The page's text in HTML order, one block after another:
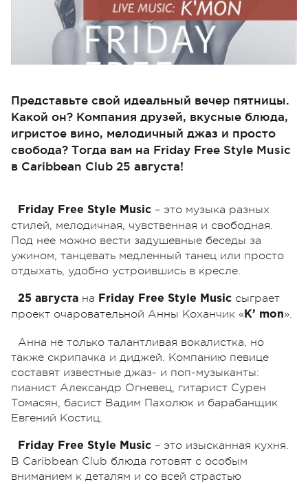
Представьте свой идеальный вечер пятницы.
Какой он? Компания друзей, вкусные блюда,
игристое вино, мелодичный джаз и просто
свобода? Тогда вам на Friday Free Style Music
в Caribbean Club 25 августа!
Friday Free Style Music – это музыка разных
стилей, мелодичная, чувственная и свободная.
Под нее можно вести задушевные беседы за
ужином, танцевать медленный танец или просто
отдыхать, удобно устроившись в кресле.
25 августа на Friday Free Style Music сыграет
проект очаровательной Анны Коханчик « K’ mon».
Анна не только талантливая вокалистка, но
также скрипачка и диджей. Компанию певице
составят известные джаз- и поп-музыканты:
пианист Александр Огневец, гитарист Сурен
Томасян, басист Вадим Пахолюк и барабанщик
Евгений Костиц.
Friday Free Style Music – это изысканная кухня.
В Caribbean Club блюда готовят с особым
вниманием к деталям и со всей страстью